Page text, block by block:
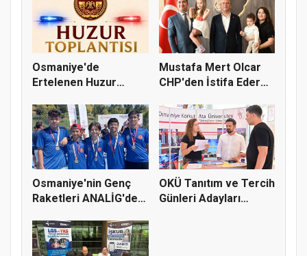
Osmaniye'de
Ertelenen Huzur
Mustafa Mert Olcar
CHP'den İstifa Ederek
Osmaniye'nin Genç
Raketleri ANALİG'de
OKÜ Tanıtım ve Tercih
Günleri Adayları